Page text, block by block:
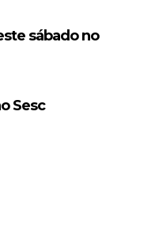
sábado no
Sesc